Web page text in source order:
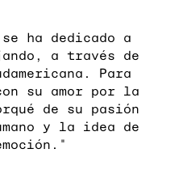
ha dedicado a
a través de
Para
su amor por la
de su pasión
y la idea de